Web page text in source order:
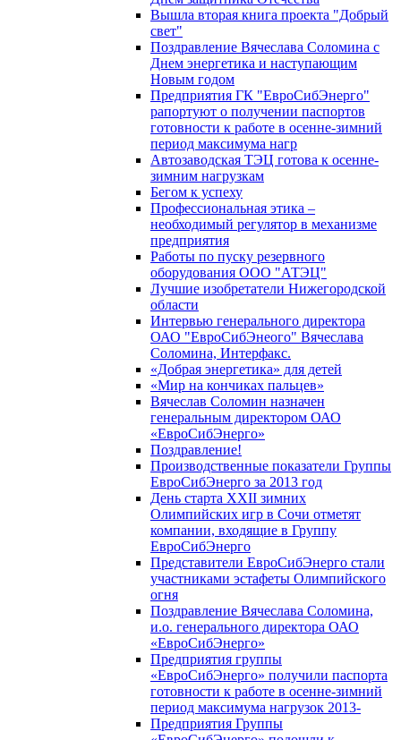
Вышла вторая книга проекта "Добрый
свет"
Поздравление Вячеслава Соломина с
Днем энергетика и наступающим
Новым годом
Предприятия ГК "ЕвроСибЭнерго"
рапортуют о получении паспортов
готовности к работе в осенне-зимний
период максимума нагр
Автозаводская ТЭЦ готова к осенне-
зимним нагрузкам
Бегом к успеху
Профессиональная этика –
необходимый регулятор в механизме
предприятия
Работы по пуску резервного
оборудования ООО "АТЭЦ"
Лучшие изобретатели Нижегородской
области
Интервью генерального директора
ОАО "ЕвроСибЭнеого" Вячеслава
Соломина, Интерфакс.
«Добрая энергетика» для детей
«Мир на кончиках пальцев»
Вячеслав Соломин назначен
генеральным директором ОАО
«ЕвроСибЭнерго»
Поздравление!
Производственные показатели Группы
ЕвроСибЭнерго за 2013 год
День старта XXII зимних
Олимпийских игр в Сочи отметят
компании, входящие в Группу
ЕвроСибЭнерго
Представители ЕвроСибЭнерго стали
участниками эстафеты Олимпийского
огня
Поздравление Вячеслава Соломина,
и.о. генерального директора ОАО
«ЕвроСибЭнерго»
Предприятия группы
«ЕвроСибЭнерго» получили паспорта
готовности к работе в осенне-зимний
период максимума нагрузок 2013-
Предприятия Группы